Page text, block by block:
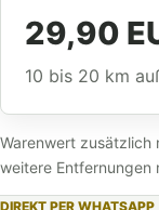
29,90
10 bis 20 km
Warenwert zusätzlich
weitere Entfernungen
DIREKT PER WHATSAPP